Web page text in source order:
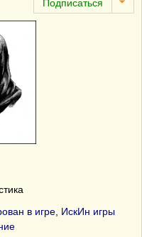
в игре ИскИн игры